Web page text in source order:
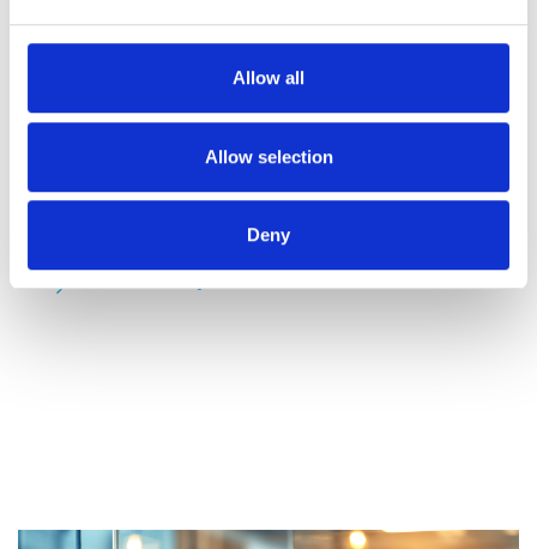
Allow all
Allow selection
Deny
Job & Karriere
entfernt. Entdecke unsere offenen Stellen oder